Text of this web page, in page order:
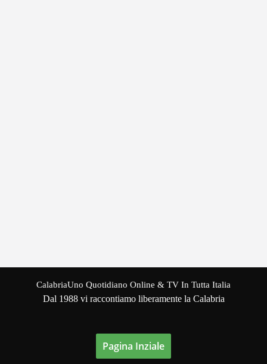
CalabriaUno Quotidiano Online & TV In Tutta Italia
Dal 1988 vi raccontiamo liberamente la Calabria
Pagina Inziale